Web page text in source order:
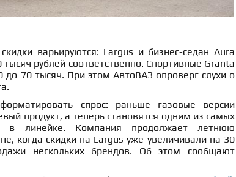
варьируются: Largus и бизнес-седан Aura
рублей соответственно. Спортивные Granta
70 тысяч. При этом АвтоВАЗ опроверг слухи о
спрос: раньше газовые версии
продукт, а теперь становятся одним из самых
в линейке. Компания продолжает летнюю
когда скидки на Largus уже увеличивали на 30
нескольких брендов. Об этом сообщают